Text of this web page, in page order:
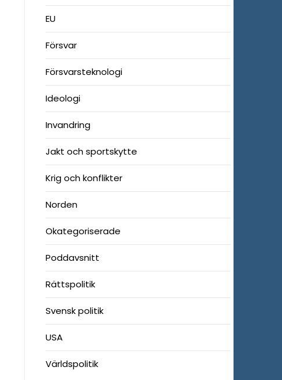
EU
Försvar
Försvarsteknologi
Ideologi
Invandring
Jakt och sportskytte
Krig och konflikter
Norden
Okategoriserade
Poddavsnitt
Rättspolitik
Svensk politik
USA
Världspolitik